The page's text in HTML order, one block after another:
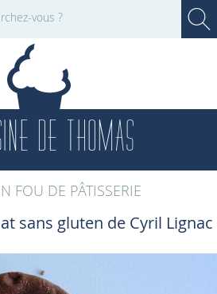
DE THOMAS
FOU DE PÂTISSERIE
sans gluten de Cyril Lignac